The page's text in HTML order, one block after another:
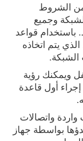
من الشروط
وجميع
باستخدام قواعد
يتم اتخاذه
الشبكة.
ويمكنك رؤية
أول قاعدة
واتصالات
بواسطة جهاز